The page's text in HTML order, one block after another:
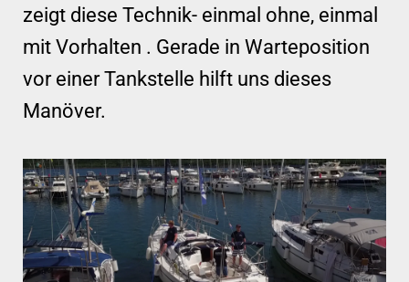
zeigt diese Technik- einmal ohne, einmal
mit Vorhalten . Gerade in Warteposition
vor einer Tankstelle hilft uns dieses
Manöver.